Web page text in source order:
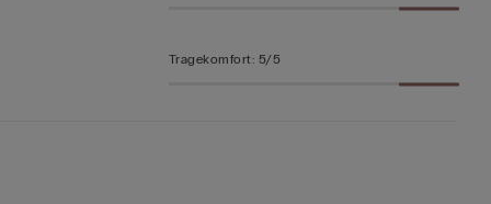
Tragekomfort: 5/5